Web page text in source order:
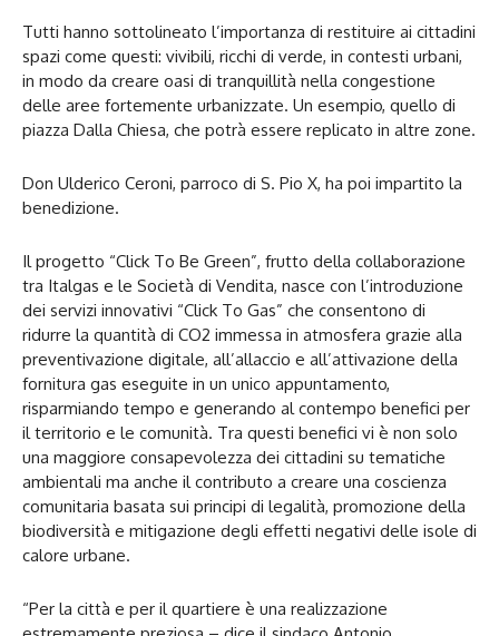
Tutti hanno sottolineato l’importanza di restituire ai cittadini
spazi come questi: vivibili, ricchi di verde, in contesti urbani,
in modo da creare oasi di tranquillità nella congestione
delle aree fortemente urbanizzate. Un esempio, quello di
piazza Dalla Chiesa, che potrà essere replicato in altre zone.
Don Ulderico Ceroni, parroco di S. Pio X, ha poi impartito la
benedizione.
Il progetto “Click To Be Green”, frutto della collaborazione
tra Italgas e le Società di Vendita, nasce con l’introduzione
dei servizi innovativi “Click To Gas” che consentono di
ridurre la quantità di CO2 immessa in atmosfera grazie alla
preventivazione digitale, all’allaccio e all’attivazione della
fornitura gas eseguite in un unico appuntamento,
risparmiando tempo e generando al contempo benefici per
il territorio e le comunità. Tra questi benefici vi è non solo
una maggiore consapevolezza dei cittadini su tematiche
ambientali ma anche il contributo a creare una coscienza
comunitaria basata sui principi di legalità, promozione della
biodiversità e mitigazione degli effetti negativi delle isole di
calore urbane.
“Per la città e per il quartiere è una realizzazione